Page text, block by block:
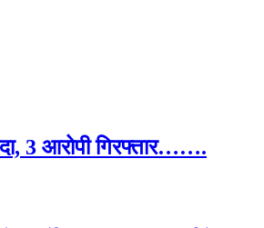
3 आरोपी गिरफ्तार…….